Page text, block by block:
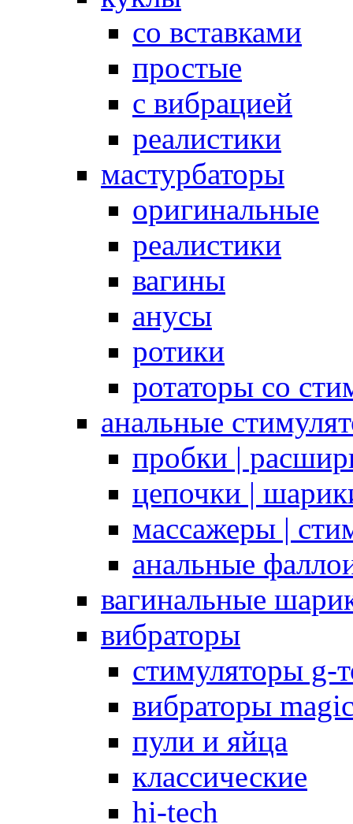
со вставками
простые
с вибрацией
реалистики
мастурбаторы
оригинальные
реалистики
вагины
анусы
ротики
ротаторы со
анальные
пробки |
цепочки |
массажеры |
анальные
вагинальные
вибраторы
стимуляторы g-
вибраторы
пули и яйца
классические
hi-tech